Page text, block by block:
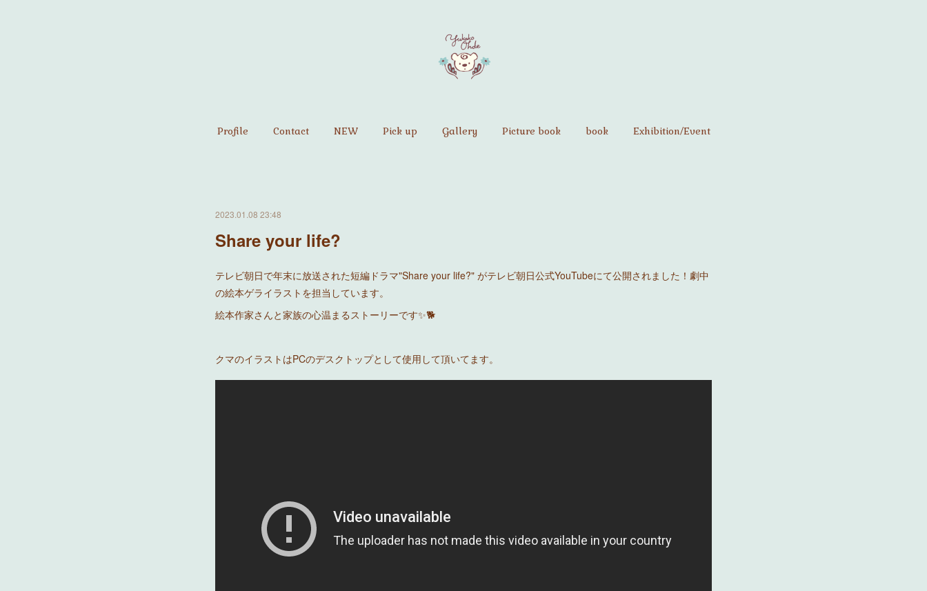
Profile Contact NEW Pick up Gallery Picture book book Exhibition/Event
2023.01.08 23:48
Share your life?
テレビ朝日で年末に放送された短編ドラマ"Share your life?" がテレビ朝日公式YouTubeにて公開されました！劇中
の絵本ゲライラストを担当しています。
絵本作家さんと家族の心温まるストーリーです✨🐕
クマのイラストはPCのデスクトップとして使用して頂いてます。